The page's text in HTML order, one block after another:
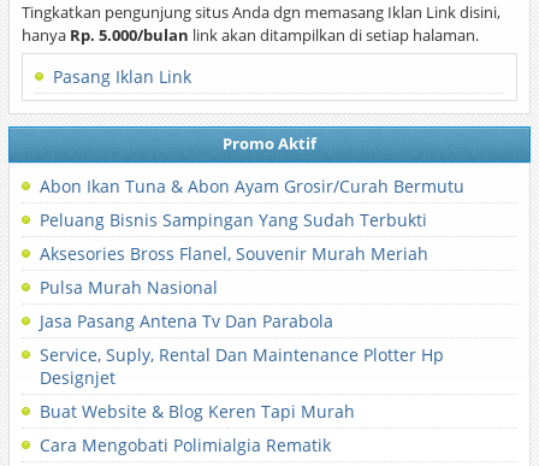
Tingkatkan pengunjung situs Anda dgn memasang Iklan Link disini,
hanya Rp. 5.000/bulan link akan ditampilkan di setiap halaman.
Pasang Iklan Link
Promo Aktif
Abon Ikan Tuna & Abon Ayam Grosir/Curah Bermutu
Peluang Bisnis Sampingan Yang Sudah Terbukti
Aksesories Bross Flanel, Souvenir Murah Meriah
Pulsa Murah Nasional
Jasa Pasang Antena Tv Dan Parabola
Service, Suply, Rental Dan Maintenance Plotter Hp
Designjet
Buat Website & Blog Keren Tapi Murah
Cara Mengobati Polimialgia Rematik